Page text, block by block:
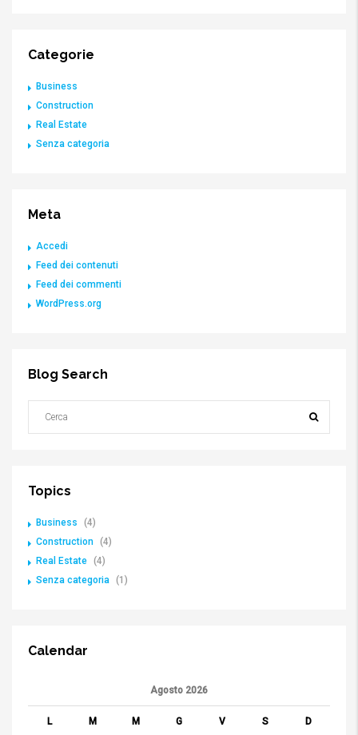
Categorie
Business
Construction
Real Estate
Senza categoria
Meta
Accedi
Feed dei contenuti
Feed dei commenti
WordPress.org
Blog Search
Topics
Business
(4)
Construction (4)
Real Estate (4)
Senza categoria (1)
Calendar
Agosto 2026
L M M G V S D